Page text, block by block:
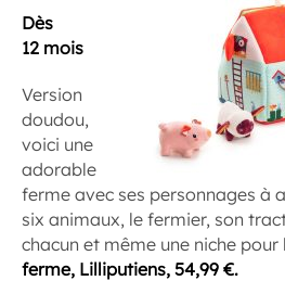
Dès
12 mois
Version
doudou,
voici une
adorable
ferme avec ses personnages à
six animaux, le fermier, son
chacun et même une niche pour
ferme, Lilliputiens, 54,99 €.